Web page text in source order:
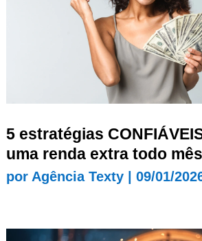
5 estratégias
uma renda extra todo mês
por Agência Texty| 09/01/